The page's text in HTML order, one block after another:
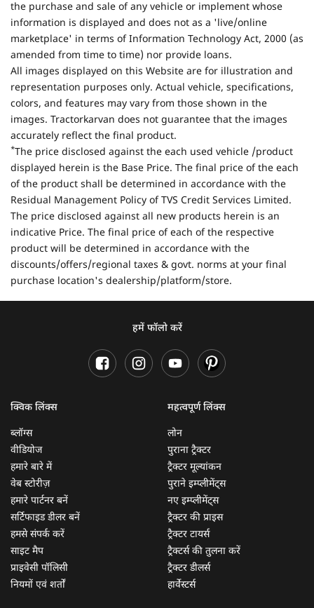
the purchase and sale of any vehicle or implement whose
information is displayed and does not as a 'live/online
marketplace' in terms of Information Technology Act, 2000 (as
amended from time to time) nor provide loans.
All images displayed on this Website are for illustration and
representation purposes only. Actual vehicle, specifications,
colors, and features may vary from those shown in the
images. Tractorkarvan does not guarantee that the images
accurately reflect the final product.
*The price disclosed against the each used vehicle /product
displayed herein is the Base Price. The final price of the each
of the product shall be determined in accordance with the
Residual Management Policy of TVS Credit Services Limited.
The price disclosed against all new products herein is an
indicative Price. The final price of each of the respective
product will be determined in accordance with the
discounts/offers/regional taxes & govt. norms at your final
purchase location's dealership/platform/store.
हमें फॉलो करें
क्विक लिंक्स
ब्लॉग्स
वीडियोज
हमारे बारे में
वेब स्टोरीज़
हमारे पार्टनर बनें
सर्टिफाइड डीलर बनें
हमसे संपर्क करें
साइट मैप
प्राइवेसी पॉलिसी
नियमों एवं शर्तों
महत्वपूर्ण लिंक्स
लोन
पुराना ट्रैक्टर
ट्रैक्टर मूल्यांकन
पुराने इम्प्लीमेंट्स
नए इम्प्लीमेंट्स
ट्रैक्टर की प्राइस
ट्रैक्टर टायर्स
ट्रैक्टर्स की तुलना करें
ट्रैक्टर डीलर्स
हार्वेस्टर्स